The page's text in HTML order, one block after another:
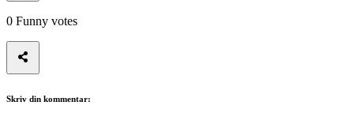
0 Funny votes
Skriv din kommentar: